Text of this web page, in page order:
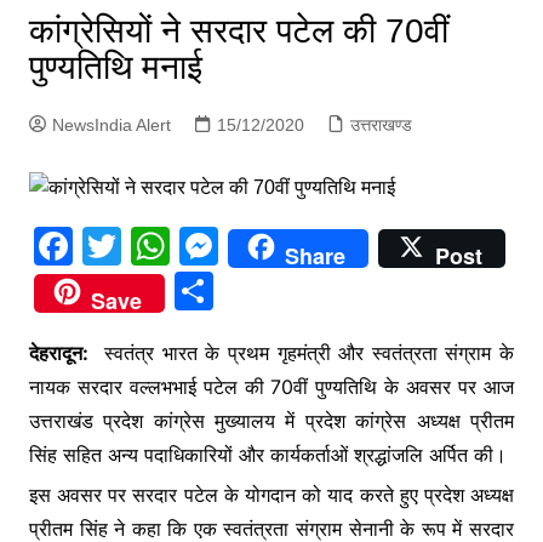
कांग्रेसियों ने सरदार पटेल की 70वीं
पुण्यतिथि मनाई
NewsIndia Alert 15/12/2020 उत्तराखण्ड
F
a
c
e
b
o
o
k
T
w
itt
er
W
h
at
s
A
p
p
M
e
s
e
n
g
er
Share
Post
Save
S
ar
e
देहरादून: स्वतंत्र भारत के प्रथम गृहमंत्री और स्वतंत्रता संग्राम के
नायक सरदार वल्लभभाई पटेल की 70वीं पुण्यतिथि के अवसर पर आज
उत्तराखंड प्रदेश कांग्रेस मुख्यालय में प्रदेश कांग्रेस अध्यक्ष प्रीतम
सिंह सहित अन्य पदाधिकारियों और कार्यकर्ताओं श्रद्धांजलि अर्पित की।
इस अवसर पर सरदार पटेल के योगदान को याद करते हुए प्रदेश अध्यक्ष
प्रीतम सिंह ने कहा कि एक स्वतंत्रता संग्राम सेनानी के रूप में सरदार